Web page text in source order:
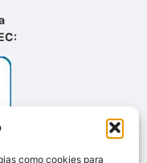
como cookies para